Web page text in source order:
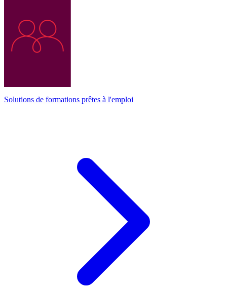
Solutions de formations prêtes à l'emploi